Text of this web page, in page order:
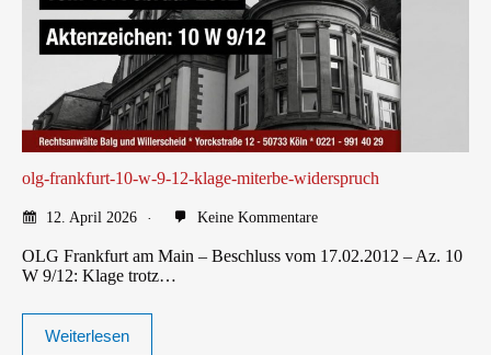
olg-frankfurt-10-w-9-12-klage-miterbe-widerspruch
12. April 2026 Keine Kommentare
OLG Frankfurt am Main – Beschluss vom 17.02.2012 – Az. 10
W 9/12: Klage trotz…
Weiterlesen